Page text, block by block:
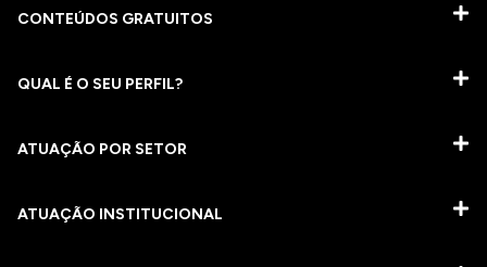
CONTEÚDOS GRATUITOS
QUAL É O SEU PERFIL?
ATUAÇÃO POR SETOR
ATUAÇÃO INSTITUCIONAL